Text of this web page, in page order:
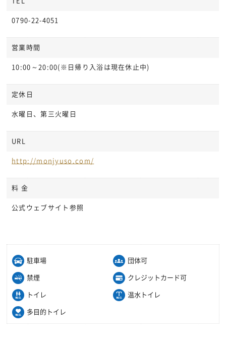
0790-22-4051
営業時間
10:00～20:00(※日帰り入浴は現在休止中)
定休日
水曜日、第三火曜日
URL
http://monjyuso.com/
料 金
公式ウェブサイト参照
駐車場 団体可
禁煙 クレジットカード可
トイレ 温水トイレ
多目的トイレ